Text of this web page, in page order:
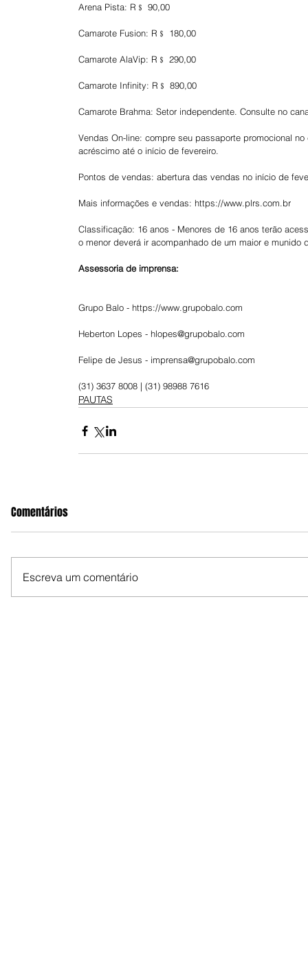
Arena Pista: R﹩ 90,00
Camarote Fusion: R﹩ 180,00
Camarote AlaVip: R﹩ 290,00
Camarote Infinity: R﹩ 890,00
Camarote Brahma: Setor independente. Consulte no
Vendas On-line: compre seu passaporte promocional
acréscimo até o início de fevereiro.
Pontos de vendas: abertura das vendas no início de
Mais informações e vendas: https://www.plrs.com.br
Classificação: 16 anos - Menores de 16 anos terão
o menor deverá ir acompanhado de um maior e
Assessoria de imprensa:
Grupo Balo - https://www.grupobalo.com
Heberton Lopes - hlopes@grupobalo.com
Felipe de Jesus - imprensa@grupobalo.com
(31) 3637 8008 | (31) 98988 7616
PAUTAS
Comentários
Escreva um comentário